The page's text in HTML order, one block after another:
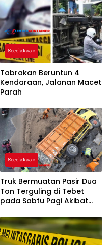
Kecelakaan
Tabrakan Beruntun 4
Kendaraan, Jalanan Macet
Parah
Kecelakaan
Truk Bermuatan Pasir Dua
Ton Terguling di Tebet
pada Sabtu Pagi Akibat